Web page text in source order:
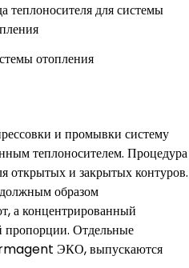
отопления
и промывки систему
теплоносителем. Процедура
открытых и закрытых контуров.
образом
а концентрированный
пропорции. Отдельные
ЭКО, выпускаются